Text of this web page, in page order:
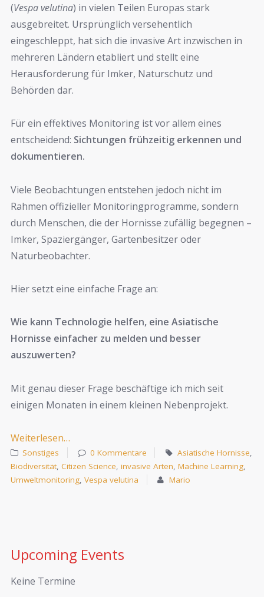
(Vespa velutina) in vielen Teilen Europas stark
ausgebreitet. Ursprünglich versehentlich
eingeschleppt, hat sich die invasive Art inzwischen in
mehreren Ländern etabliert und stellt eine
Herausforderung für Imker, Naturschutz und
Behörden dar.
Für ein effektives Monitoring ist vor allem eines
entscheidend: Sichtungen frühzeitig erkennen und
dokumentieren.
Viele Beobachtungen entstehen jedoch nicht im
Rahmen offizieller Monitoringprogramme, sondern
durch Menschen, die der Hornisse zufällig begegnen –
Imker, Spaziergänger, Gartenbesitzer oder
Naturbeobachter.
Hier setzt eine einfache Frage an:
Wie kann Technologie helfen, eine Asiatische
Hornisse einfacher zu melden und besser
auszuwerten?
Mit genau dieser Frage beschäftige ich mich seit
einigen Monaten in einem kleinen Nebenprojekt.
Weiterlesen…
Sonstiges 0 Kommentare Asiatische Hornisse,
Biodiversität, Citizen Science, invasive Arten, Machine Learning,
Umweltmonitoring, Vespa velutina Mario
Upcoming Events
Keine Termine